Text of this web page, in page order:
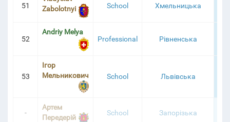
51
Zabolotnyi
School Хмельницька
52
Andriy Melya
Professional
Рівненська
53
Ігор
Мельникович
School Львівська
-
Артем
Передерій
School Запорізька